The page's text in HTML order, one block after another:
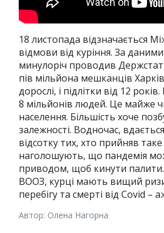
18 листопада відзначається
відмови від куріння. За
минулоріч проводив
пів мільйона мешканців
дорослі, і підлітки від 12
8 мільйонів людей. Це майже
населення. Більшість хоче
залежності. Водночас,
відсотку тих, хто прийняв
наголошують, що пандемія
приводом, щоб кинути
ВООЗ, курці мають вищий
перебігу та смерті від Covid –
Автор: Олена Нагорна